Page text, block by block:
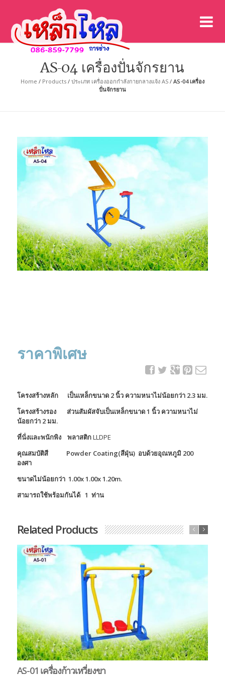
AS-04 เครื่องปั่นจักรยาน
Home / Products/ ประเภท เครื่องออกกำลังกายกลางแจ้ง AS/ AS-04 เครื่อง
ปั่นจักรยาน
ราคาพิเศษ
โครงสร้างหลัก เป็นเหล็กขนาด 2 นิ้ว ความหนาไม่น้อยกว่า 2.3 มม.
โครงสร้างรอง ส่วนสัมผัสจับเป็นเหล็กขนาด 1 นิ้ว ความหนาไม่
น้อยกว่า 2 มม.
ที่นั่งและพนักพิง พลาสติกLLDPE
คุณสมบัติสี Powder Coating(สีฝุ่น) อบด้วยอุณหภูมิ 200
องศา
ขนาดไม่น้อยกว่า 1.00x 1.00x 1.20m.
สามารถใช้พร้อมกันได้ 1 ท่าน
Related Products
AS-01 เครื่องก้าวเหวี่ยงขา